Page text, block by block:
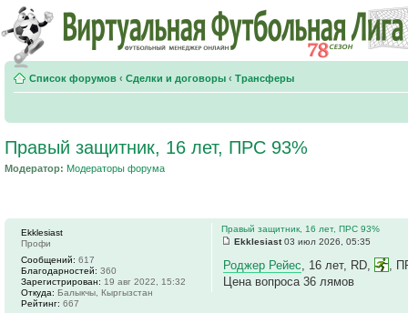
Список форумов ‹ Сделки и договоры ‹ Трансферы
Правый защитник, 16 лет, ПРС 93%
Модератор: Модераторы форума
Правый защитник, 16 лет, ПРС 93%
Ekklesiast03 июл 2026, 05:35
Роджер Рейес , 16 лет, RD,
,
Цена вопроса 36 лямов
Ekklesiast
Профи
Сообщений: 617
Благодарностей: 360
Зарегистрирован: 19 авг 2022, 15:32
Откуда: Балыкчы, Кыргызстан
Рейтинг: 667